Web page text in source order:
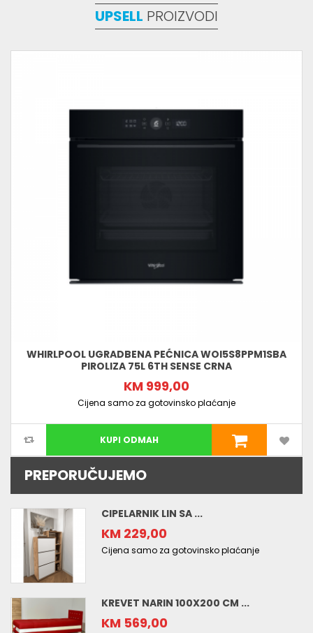
UPSELL PROIZVODI
WHIRLPOOL UGRADBENA PEĆNICA WOI5S8PPM1SBA
PIROLIZA 75L 6TH SENSE CRNA
KM 999,00
Cijena samo za gotovinsko plaćanje
KUPI ODMAH
PREPORUČUJEMO
CIPELARNIK LIN SA ...
KM 229,00
Cijena samo za gotovinsko plaćanje
KREVET NARIN 100X200 CM ...
KM 569,00